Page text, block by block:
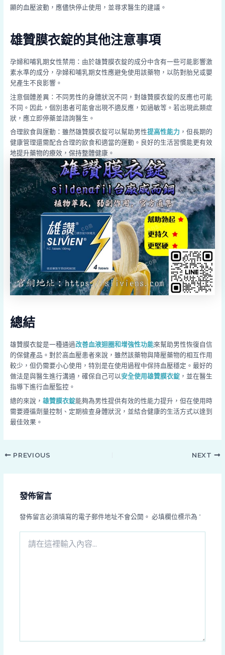
顯的血壓波動，應儘快停止使用，並尋求醫生的建議。
雄贊膜衣錠的其他注意事項
孕婦和哺乳期女性禁用：由於雄贊膜衣錠的成分中含有一些可能影響激
素水準的成分，孕婦和哺乳期女性應避免使用該藥物，以防對胎兒或嬰
兒產生不良影響。
注意個體差異：不同男性的身體狀況不同，對雄贊膜衣錠的反應也可能
不同。因此，個別患者可能會出現不適反應，如過敏等。若出現此類症
狀，應立即停藥並諮詢醫生。
合理飲食與運動：雖然雄贊膜衣錠可以幫助男性提高性能力 ，但長期的
健康管理還需配合合理的飲食和適當的運動。良好的生活習慣能更有效
地提升藥物的療效，保持整體健康。
總結
雄贊膜衣錠是一種通過改善血液迴圈和增強性功能來幫助男性恢復自信
的保健產品。對於高血壓患者來說，雖然該藥物與降壓藥物的相互作用
較少，但仍需要小心使用，特別是在使用過程中保持血壓穩定。最好的
做法是與醫生進行溝通，確保自己可以安全使用雄贊膜衣錠，並在醫生
指導下進行血壓監控。
總的來說， 雄贊膜衣錠能夠為男性提供有效的性能力提升，但在使用時
需要遵循劑量控制、定期檢查身體狀況，並結合健康的生活方式以達到
最佳效果。
PREVIOUS NEXT
發佈留言
發佈留言必須填寫的電子郵件地址不會公開。 必填欄位標示為 *